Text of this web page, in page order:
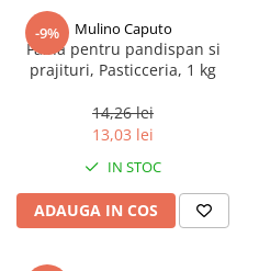
Uleiuri speciale/presate la rece
Ulei de masline extravirgin
Ulei Gegenbauer
Ulei Huilerie Beaujolaise
Ulei Wiberg Gastro
-9% Mulino Caputo
Faina pentru pandispan si
prajituri, Pasticceria, 1 kg
14,26 lei
13,03 lei
IN STOC
ADAUGA IN COS